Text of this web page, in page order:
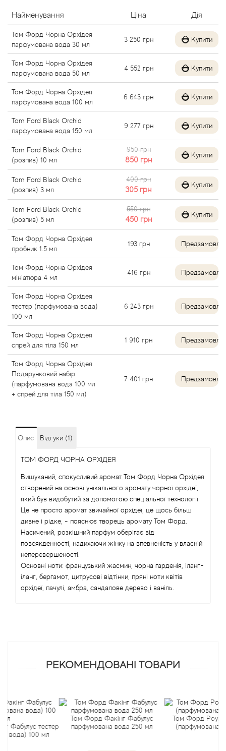
Найменування Ціна Дія
Том Форд Чорна Орхідея
парфумована вода 30 мл
3 250 грн Купити
Том Форд Чорна Орхідея
парфумована вода 50 мл
4 552 грн Купити
Том Форд Чорна Орхідея
парфумована вода 100 мл
6 643 грн Купити
Tom Ford Black Orchid
парфумована вода 150 мл
9 277 грн Купити
Tom Ford Black Orchid
(розпив) 10 мл
950 грн
850 грн
Купити
Tom Ford Black Orchid
(розпив) 3 мл
400 грн
305 грн
Купити
Tom Ford Black Orchid
(розпив) 5 мл
550 грн
450 грн
Купити
Том Форд Чорна Орхідея
пробник 1.5 мл
193 грн
Том Форд Чорна Орхідея
мініатюра 4 мл
416 грн
Том Форд Чорна Орхідея
тестер (парфумована вода)
100 мл
6 243 грн
Том Форд Чорна Орхідея
спрей для тіла 150 мл
1 910 грн
Том Форд Чорна Орхідея
Подарунковий набір
(парфумована вода 100 мл
+ спрей для тіла 150 мл)
7 401 грн
Опис Відгуки (1)
ТОМ ФОРД ЧОРНА ОРХІДЕЯ
Вишуканий, спокусливий аромат Том Форд Чорна Орхідея
створений на основі унікального аромату чорної орхідеї,
який був видобутий за допомогою спеціальної технології.
Це не просто аромат звичайної орхідеї, це щось більш
дивне і рідке, - пояснює творець аромату Том Форд.
Насичений, розкішний парфум оберігає від
повсякденності, надихаючи жінку на впевненість у власній
неперевершеності.
Основні ноти: французький жасмин, чорна гарденія, іланг-
іланг, бергамот, цитрусові відтінки, пряні ноти квітів
орхідеї, пачулі, амбра, сандалове дерево і ваніль.
РЕКОМЕНДОВАНІ ТОВАРИ
тестер
100 мл
Том Форд Факінг Фабулус
парфумована вода 250 мл
Том Форд Роуз Прик
(парфумована вода)
Alaia Paris
Alexander McQueen
Alexandre Barthet
Alexandre J
Alfred Dunhill
Alyson Oldoini
Alyssa Ashley
American Crew
Amouage
Amouroud
Andre L'Arom
Angel Schlesser
Anima Mundi
Anna Sui
Annayake
Antonio Banderas
Antonio Puig
Antonio Visconti
Aquolina
Armaf
Armand Basi